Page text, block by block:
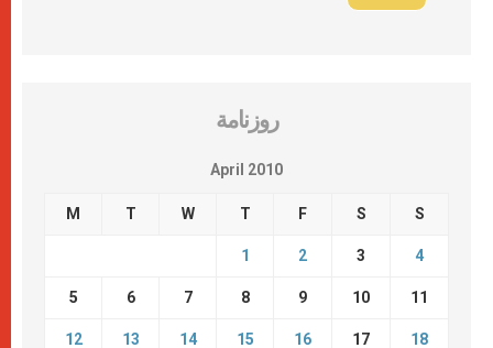
روزنامة
April 2010
M T W T F S S
1 2 3 4
5 6 7 8 9 10 11
12 13 14 15 16 17 18